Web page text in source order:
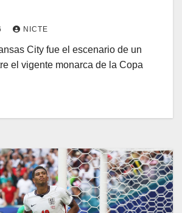
NICTE
City fue el escenario de un
el vigente monarca de la Copa